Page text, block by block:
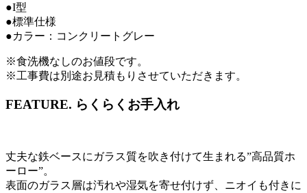
●I型
●標準仕様
●カラー：コンクリートグレー
※食洗機なしのお値段です。
※工事費は別途お見積もりさせていただきます。
FEATURE. らくらくお手入れ
丈夫な鉄ベースにガラス質を吹き付けて生まれる”高品質ホ
ーロー”。
表面のガラス層は汚れや湿気を寄せ付けず、ニオイも付きに